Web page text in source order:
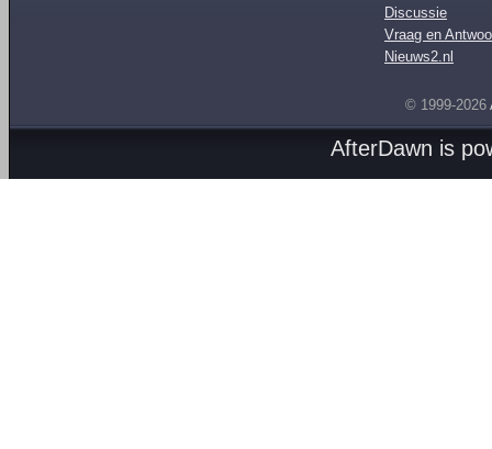
Discussie
Vraag en
Nieuws2.nl
© 1999-2026
AfterDawn is